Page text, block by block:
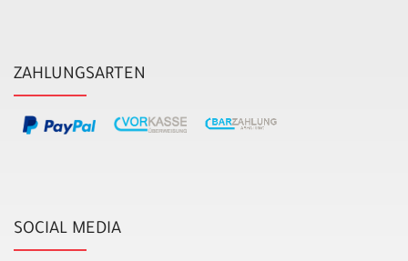
ZAHLUNGSARTEN
SOCIAL MEDIA